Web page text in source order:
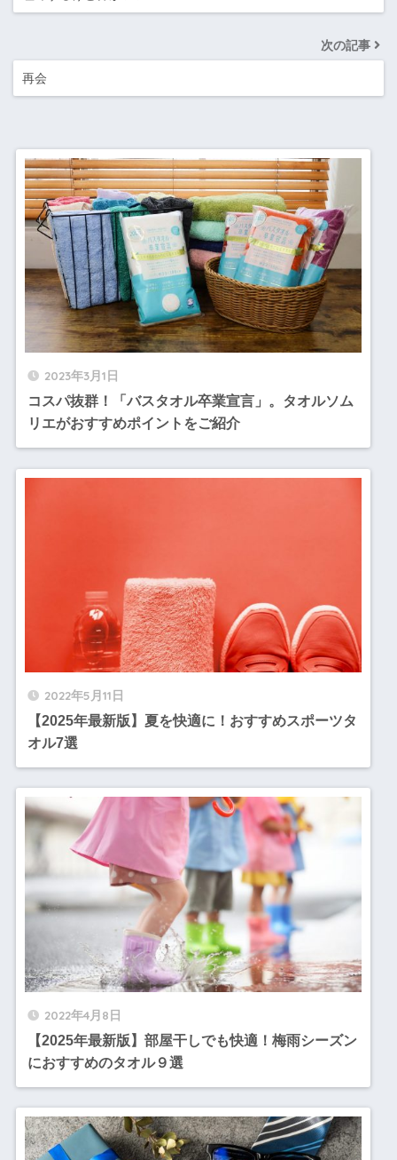
次の記事
再会
2023年3月1日
コスパ抜群！「バスタオル卒業宣言」。タオルソム
リエがおすすめポイントをご紹介
2022年5月11日
【2025年最新版】夏を快適に！おすすめスポーツタ
オル7選
2022年4月8日
【2025年最新版】部屋干しでも快適！梅雨シーズン
におすすめのタオル９選